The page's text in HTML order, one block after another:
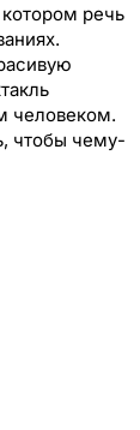
речь
человеком.
чтобы чему-